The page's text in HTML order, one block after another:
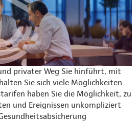
privater Weg Sie hinführt, mit
Sie sich viele Möglichkeiten
haben Sie die Möglichkeit, zu
und Ereignissen unkompliziert